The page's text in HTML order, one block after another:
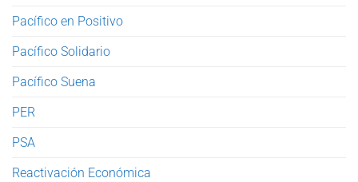
Pacífico en Positivo
Pacífico Solidario
Pacífico Suena
PER
PSA
Reactivación Económica